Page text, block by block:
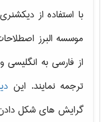
با استفاده از
موسسه البرز
از فارسی به انگلیسی
ترجمه نمایند. این
گرایش های شکل